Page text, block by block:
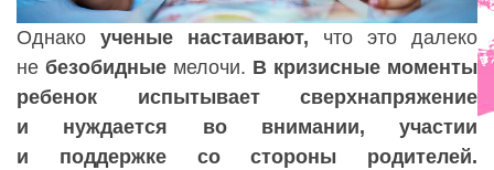
Однако ученые настаивают, что это далеко
не безобидные мелочи. В кризисные моменты
ребенок испытывает сверхнапряжение
и нуждается во внимании, участии
и поддержке со стороны родителей.